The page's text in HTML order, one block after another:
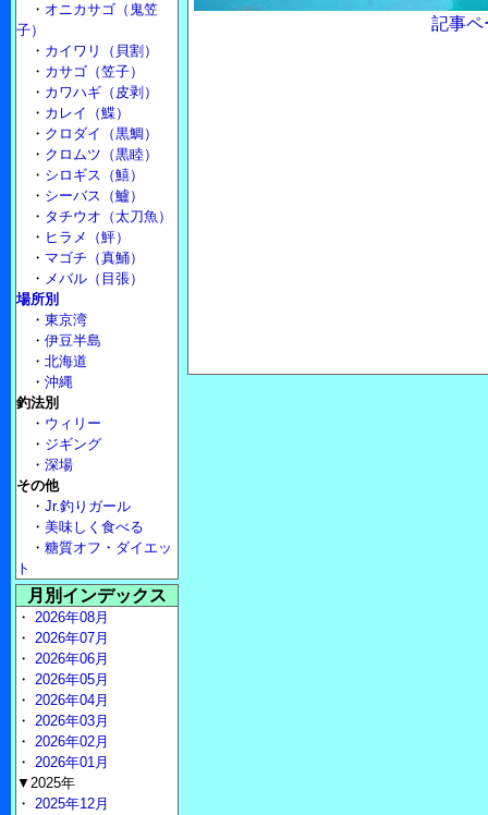
記事ペ
・ オニカサゴ（鬼笠
子）
・ カイワリ（貝割）
・ カサゴ（笠子）
・ カワハギ（皮剥）
・ カレイ（鰈）
・ クロダイ（黒鯛）
・ クロムツ（黒睦）
・ シロギス（鱚）
・ シーバス（鱸）
・ タチウオ（太刀魚）
・ ヒラメ（鮃）
・ マゴチ（真鯒）
・ メバル（目張）
場所別
・ 東京湾
・ 伊豆半島
・ 北海道
・ 沖縄
釣法別
・ ウィリー
・ ジギング
・ 深場
その他
・ Jr.釣りガール
・ 美味しく食べる
・ 糖質オフ・ダイエッ
ト
月別インデックス
・ 2026年08月
・ 2026年07月
・ 2026年06月
・ 2026年05月
・ 2026年04月
・ 2026年03月
・ 2026年02月
・ 2026年01月
▼2025年
・ 2025年12月